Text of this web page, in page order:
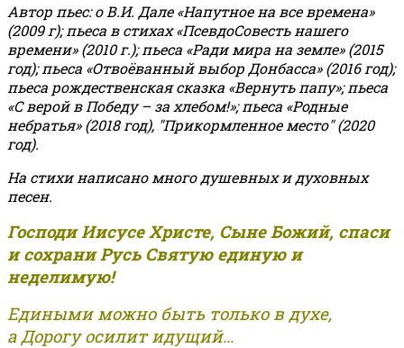
Автор пьес: о В.И. Дале «Напутное на все времена»
(2009 г); пьеса в стихах «ПсевдоСовесть нашего
времени» (2010 г.); пьеса «Ради мира на земле» (2015
год); пьеса «Отвоёванный выбор Донбасса» (2016 год);
пьеса рождественская сказка «Вернуть папу»; пьеса
«С верой в Победу – за хлебом!»;пьеса «Родные
небратья» (2018 год), "Прикормленное место" (2020
год).
На стихи написано много душевных и духовных
песен.
Господи Иисусе Христе, Сыне Божий, спаси
и сохрани Русь Святую единую и
неделимую!
Едиными можно быть только в духе,
а Дорогу осилит идущий...